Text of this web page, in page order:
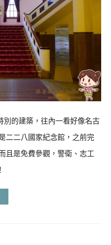
別的建築，往內一看好像名古
二二八國家紀念館，之前完
且是免費參觀，警衛、志工